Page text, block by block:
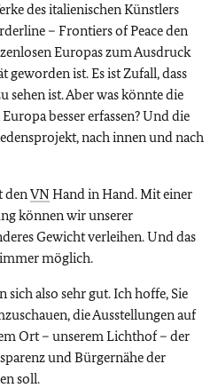
des italienischen Künstlers
– Frontiers of Peace den
Europas zum Ausdruck
geworden ist. Es ist Zufall, dass
sehen ist. Aber was könnte die
besser erfassen? Und die
nach innen und nach
denVNHand in Hand. Mit einer
können wir unserer
Gewicht verleihen. Und das
möglich.
sich also sehr gut. Ich hoffe, Sie
die Ausstellungen auf
Ort – unserem Lichthof – der
und Bürgernähe der
soll.